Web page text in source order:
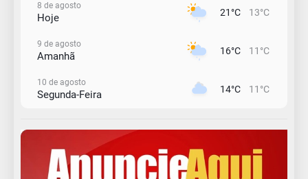
8 de agosto
Hoje 21°C 13°C
9 de agosto
Amanhã 16°C 11°C
10 de agosto
Segunda-Feira 14°C 11°C
Terça-Feira 15°C 10°C
12 de agosto
Quarta-Feira